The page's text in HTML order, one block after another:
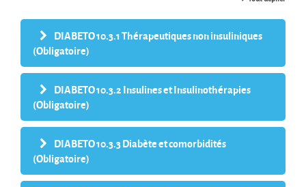
DIABETO 10.3.1 Thérapeutiques non insuliniques
(Obligatoire)
DIABETO 10.3.2 Insulines et Insulinothérapies
(Obligatoire)
DIABETO 10.3.3 Diabète et comorbidités
(Obligatoire)